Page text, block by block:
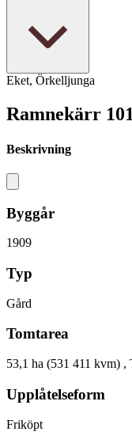
Eket, Örkelljunga
Ramnekärr
Beskrivning
Byggår
1909
Typ
Gård
Tomtarea
53,1 ha (531 411 kvm) ,
Upplåtelseform
Friköpt